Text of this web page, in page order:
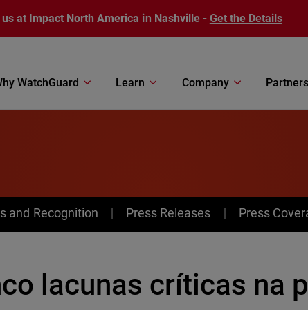
at Impact North America in Nashville - Get the Details
WatchGuard Learn Company Partners
and Recognition Press Releases Press
lacunas críticas na